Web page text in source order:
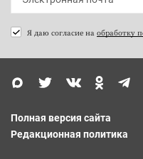
Я даю согласие на обработку
Полная версия сайта
Редакционная политика